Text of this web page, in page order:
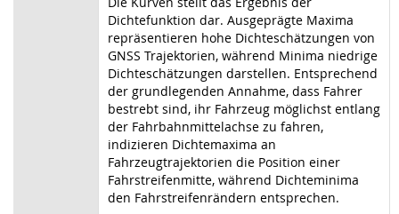
Dichtefunktion dar. Ausgeprägte Maxima
repräsentieren hohe Dichteschätzungen von
GNSS Trajektorien, während Minima niedrige
Dichteschätzungen darstellen. Entsprechend
der grundlegenden Annahme, dass Fahrer
bestrebt sind, ihr Fahrzeug möglichst entlang
der Fahrbahnmittelachse zu fahren,
indizieren Dichtemaxima an
Fahrzeugtrajektorien die Position einer
Fahrstreifenmitte, während Dichteminima
den Fahrstreifenrändern entsprechen.